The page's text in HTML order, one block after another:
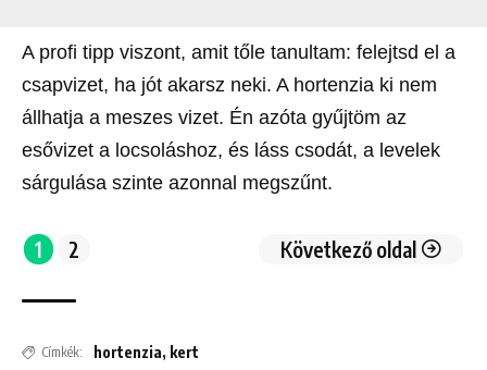
A profi tipp viszont, amit tőle tanultam: felejtsd el a
csapvizet, ha jót akarsz neki. A hortenzia ki nem
állhatja a meszes vizet. Én azóta gyűjtöm az
esővizet a locsoláshoz, és láss csodát, a levelek
sárgulása szinte azonnal megszűnt.
1 2 Következő oldal
Címkék: hortenzia, kert